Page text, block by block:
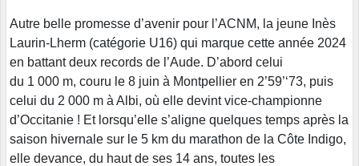
Autre belle promesse d’avenir pour l’ACNM, la jeune Inès
Laurin-Lherm (catégorie U16) qui marque cette année 2024
en battant deux records de l’Aude. D’abord celui
du 1 000 m, couru le 8 juin à Montpellier en 2’59’‘73, puis
celui du 2 000 m à Albi, où elle devint vice-championne
d’Occitanie ! Et lorsqu’elle s’aligne quelques temps après la
saison hivernale sur le 5 km du marathon de la Côte Indigo,
elle devance, du haut de ses 14 ans, toutes les